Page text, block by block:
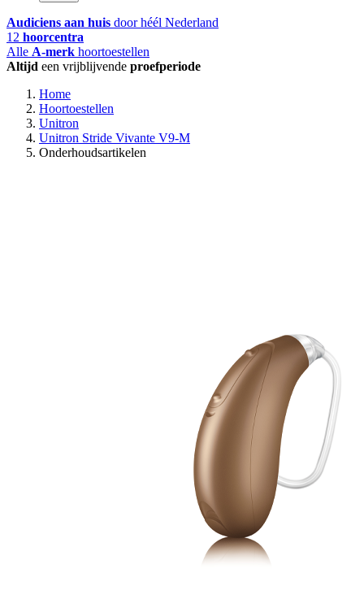
Audiciens aan huis door héél Nederland
12 hoorcentra
Alle A-merk hoortoestellen
Altijd een vrijblijvende proefperiode
Home
Hoortoestellen
Unitron
Unitron Stride Vivante V9-M
Onderhoudsartikelen